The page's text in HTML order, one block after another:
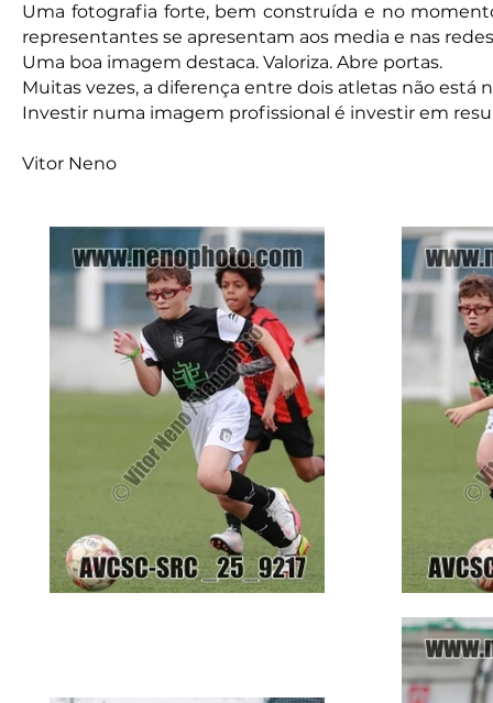
Uma fotografia forte, bem construída e no
representantes se apresentam aos media e nas
Uma boa imagem destaca. Valoriza. Abre portas.
Muitas vezes, a diferença entre dois atletas não
Investir numa imagem profissional é investir em
Vitor Neno